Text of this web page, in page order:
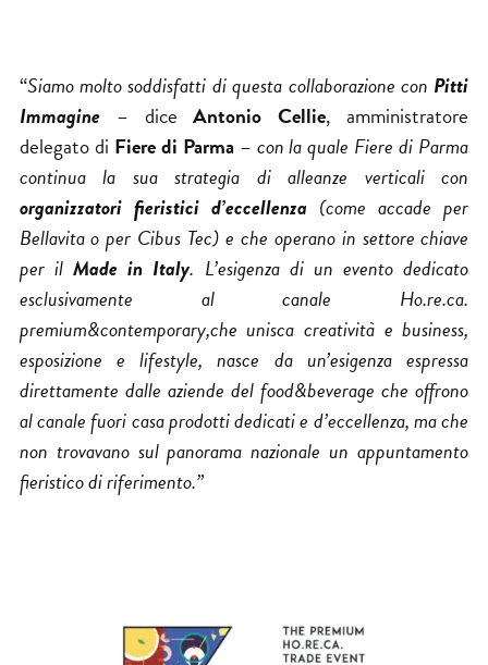
“Siamo molto soddisfatti di questa collaborazione con Pitti
Immagine– diceAntonio Cellie, amministratore
delegato di Fiere di Parma – con la quale Fiere di Parma
continua la sua strategia di alleanze verticali con
organizzatori fieristici d’eccellenza (come accade per
Bellavita o per Cibus Tec) e che operano in settore chiave
per il Made in Italy. L’esigenza di un evento dedicato
esclusivamente al canale Ho.re.ca.
premium&contemporary,che unisca creatività e business,
esposizione e lifestyle, nasce da un’esigenza espressa
direttamente dalle aziende del food&beverage che offrono
al canale fuori casa prodotti dedicati e d’eccellenza, ma che
non trovavano sul panorama nazionale un appuntamento
fieristico di riferimento.”